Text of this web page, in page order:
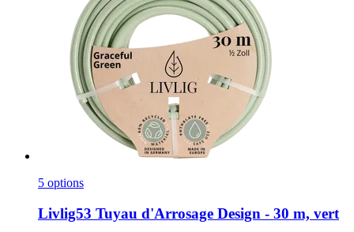
5 options
Livlig53 Tuyau d'Arrosage Design -​ 30 m, vert